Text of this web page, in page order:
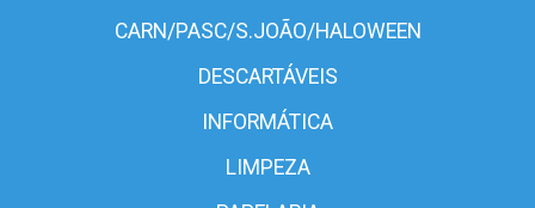
CARN/PASC/S.JOÃO/HALOWEEN
DESCARTÁVEIS
INFORMÁTICA
LIMPEZA